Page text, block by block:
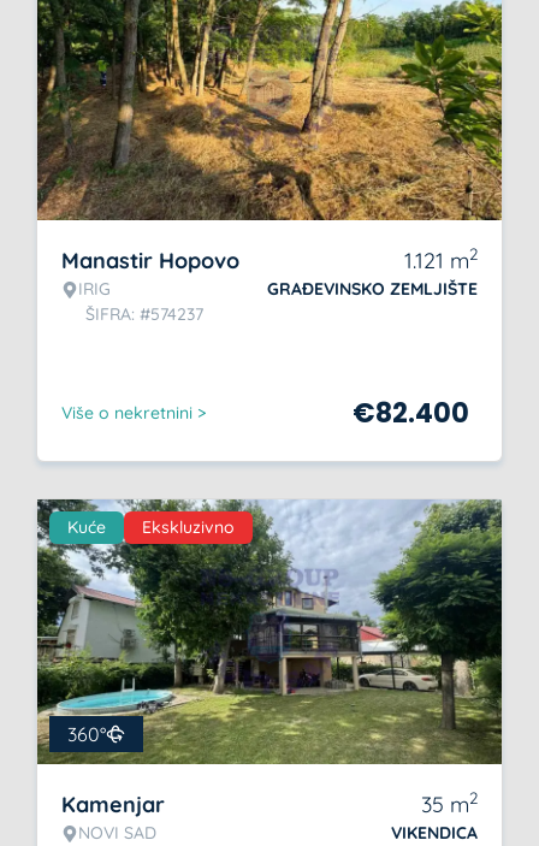
Manastir Hopovo
IRIG
ŠIFRA: #574237
1.121 m2
GRAĐEVINSKO ZEMLJIŠTE
Više o nekretnini > €82.400
Kuće Ekskluzivno
360°
Kamenjar
NOVI SAD
35 m2
VIKENDICA